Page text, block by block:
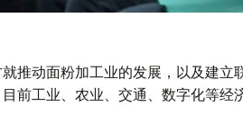
推动面粉加工业的发展，以及建
前工业、农业、交通、数字化等经